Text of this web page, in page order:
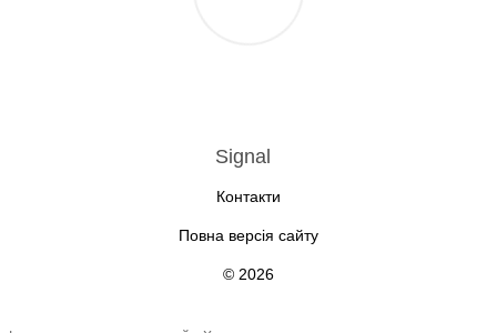
Signal
Контакти
Повна версія сайту
© 2026